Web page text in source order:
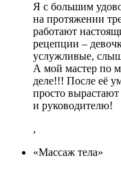
Я с большим
на протяжении
работают
рецепции –
услужливые,
А мой мастер по
деле!!! После её
просто
и руководителю!
,
«Массаж тела»